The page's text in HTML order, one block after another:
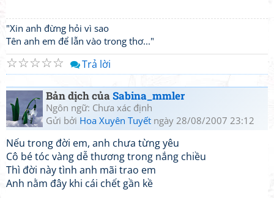
"Xin anh đừng hỏi vì sao
Tên anh em để lẫn vào trong thơ..."
☆
☆
☆
☆
☆ Trả lời
Bản dịch củaSabina_mmler
Ngôn ngữ: Chưa xác định
Gửi bởi Hoa Xuyên Tuyết ngày 28/08/2007 23:12
Nếu trong đời em, anh chưa từng yêu
Cô bé tóc vàng dễ thương trong nắng chiều
Thì đời này tình anh mãi trao em
Anh nằm đây khi cái chết gần kề